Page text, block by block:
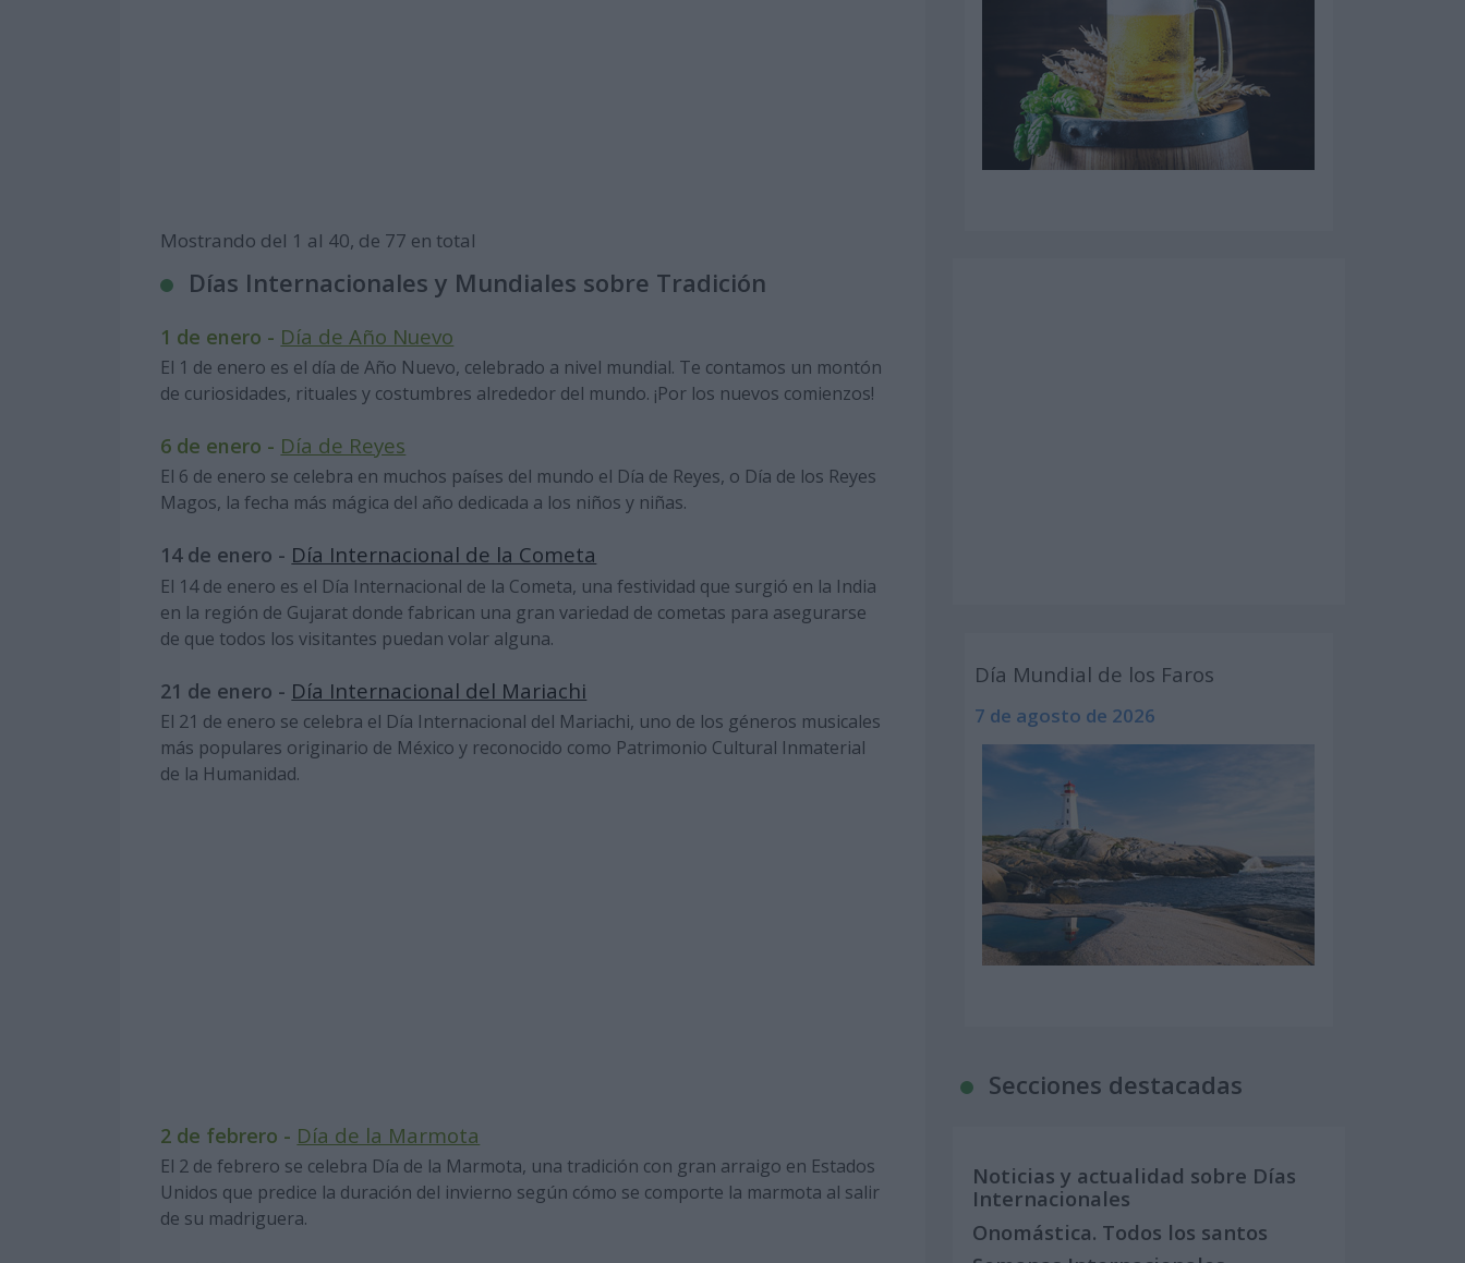
Mostrando del 1 al 40, de 77 en total
Días Internacionales y Mundiales sobre Tradición
1 de enero - Día de Año Nuevo
El 1 de enero es el día de Año Nuevo, celebrado a nivel mundial. Te contamos un montón
de curiosidades, rituales y costumbres alrededor del mundo. ¡Por los nuevos comienzos!
6 de enero - Día de Reyes
El 6 de enero se celebra en muchos países del mundo el Día de Reyes, o Día de los Reyes
Magos, la fecha más mágica del año dedicada a los niños y niñas.
14 de enero - Día Internacional de la Cometa
El 14 de enero es el Día Internacional de la Cometa, una festividad que surgió en la India
en la región de Gujarat donde fabrican una gran variedad de cometas para asegurarse
de que todos los visitantes puedan volar alguna.
21 de enero - Día Internacional del Mariachi
El 21 de enero se celebra el Día Internacional del Mariachi, uno de los géneros musicales
más populares originario de México y reconocido como Patrimonio Cultural Inmaterial
de la Humanidad.
2 de febrero - Día de la Marmota
El 2 de febrero se celebra Día de la Marmota, una tradición con gran arraigo en Estados
Unidos que predice la duración del invierno según cómo se comporte la marmota al salir
de su madriguera.
Día Mundial de los Faros
7 de agosto de 2026
Secciones destacadas
Noticias y actualidad sobre Días
Internacionales
Onomástica. Todos los santos